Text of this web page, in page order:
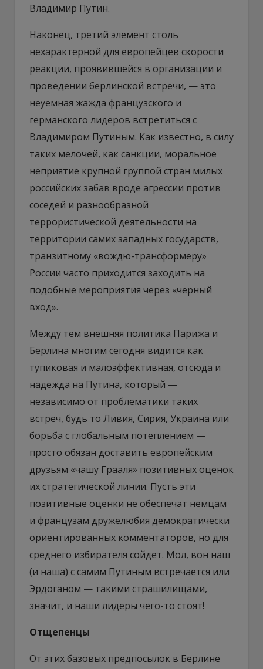
Владимир Путин.
Наконец, третий элемент столь
нехарактерной для европейцев скорости
реакции, проявившейся в организации и
проведении берлинской встречи, — это
неуемная жажда французского и
германского лидеров встретиться с
Владимиром Путиным. Как известно, в силу
таких мелочей, как санкции, моральное
неприятие крупной группой стран милых
российских забав вроде агрессии против
соседей и разнообразной
террористической деятельности на
территории самих западных государств,
транзитному «вождю-трансформеру»
России часто приходится заходить на
подобные мероприятия через «черный
вход».
Между тем внешняя политика Парижа и
Берлина многим сегодня видится как
тупиковая и малоэффективная, отсюда и
надежда на Путина, который —
независимо от проблематики таких
встреч, будь то Ливия, Сирия, Украина или
борьба с глобальным потеплением —
просто обязан доставить европейским
друзьям «чашу Грааля» позитивных оценок
их стратегической линии. Пусть эти
позитивные оценки не обеспечат немцам
и французам дружелюбия демократически
ориентированных комментаторов, но для
среднего избирателя сойдет. Мол, вон наш
(и наша) с самим Путиным встречается или
Эрдоганом — такими страшилищами,
значит, и наши лидеры чего-то стоят!
Отщепенцы
От этих базовых предпосылок в Берлине